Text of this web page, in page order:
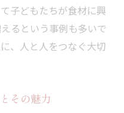
子どもたちが食材に興
るという事例も多いで
、人と人をつなぐ大切
その魅力